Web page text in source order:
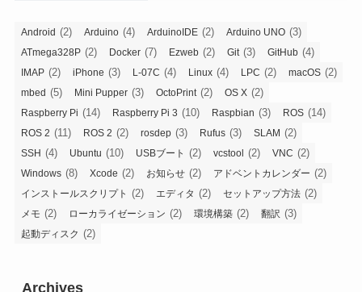
Android (2) Arduino (4) ArduinoIDE (2) Arduino UNO (3)
ATmega328P (2) Docker (7) Ezweb (2) Git (3) GitHub (4)
IMAP (2) iPhone (3) L-07C (4) Linux (4) LPC (2) macOS (2)
mbed (5) Mini Pupper (3) OctoPrint (2) OS X (2)
Raspberry Pi (14) Raspberry Pi 3 (10) Raspbian (3) ROS (14)
ROS 2 (11) ROS 2 (2) rosdep (3) Rufus (3) SLAM (2)
SSH (4) Ubuntu (10) USBブート (2) vcstool (2) VNC (2)
Windows (8) Xcode (2) お知らせ (2) アドベントカレンダー (2)
インストールスクリプト (2) エディタ (2) セットアップ方法 (2)
メモ (2) ローカライゼーション (2) 環境構築 (2) 翻訳 (3)
起動ディスク (2)
Archives